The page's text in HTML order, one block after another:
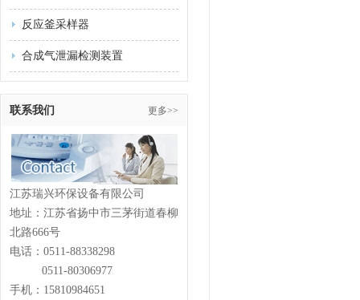
反应釜采样器
合成气泄漏检测装置
联系我们 更多>>
江苏瑞兴环保设备有限公司
地址：江苏省扬中市三茅街道春柳
北路666号
电话：0511-88338298
0511-80306977
手机：15810984651